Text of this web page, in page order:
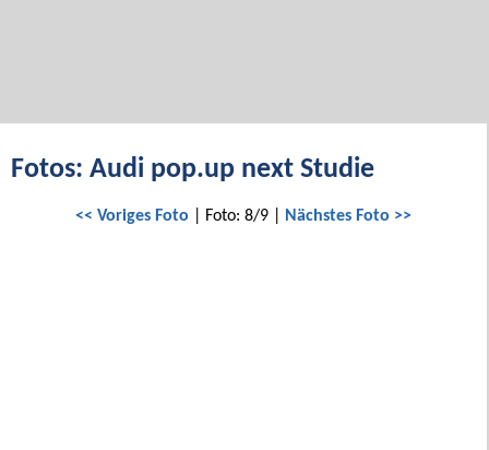
Fotos: Audi pop.up next Studie
<< Voriges Foto | Foto: 8/9 | Nächstes Foto >>